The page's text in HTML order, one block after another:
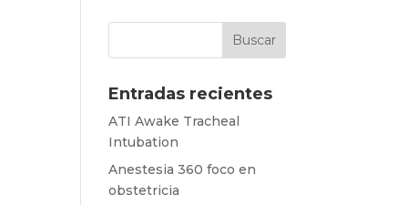
Entradas recientes
ATI Awake Tracheal
Intubation
Anestesia 360 foco en
obstetricia